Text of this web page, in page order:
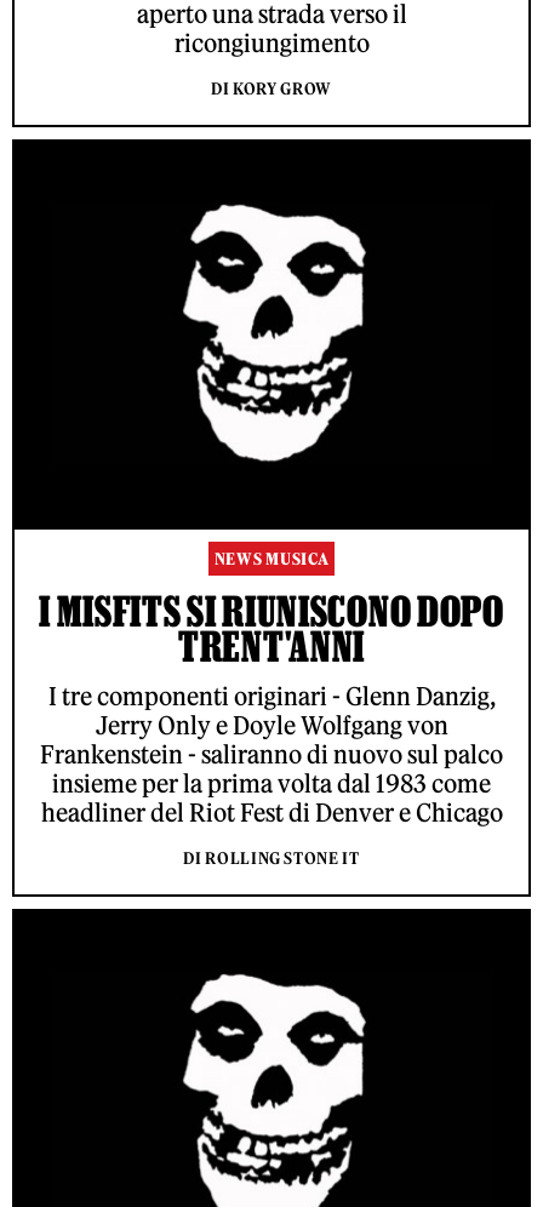
aperto una strada verso il
ricongiungimento
DI KORY GROW
NEWS MUSICA
I MISFITS SI RIUNISCONO DOPO
TRENT'ANNI
I tre componenti originari - Glenn Danzig,
Jerry Only e Doyle Wolfgang von
Frankenstein - saliranno di nuovo sul palco
insieme per la prima volta dal 1983 come
headliner del Riot Fest di Denver e Chicago
DI ROLLING STONE IT